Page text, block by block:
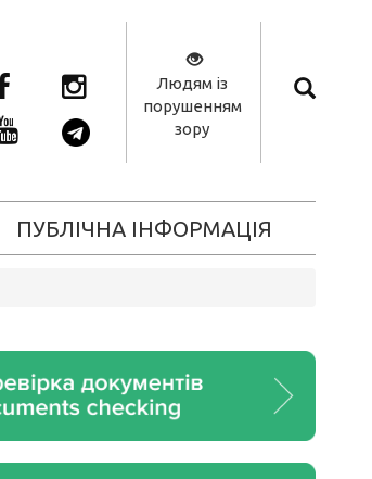
Людям із
порушенням
зору
ПУБЛІЧНА ІНФОРМАЦІЯ